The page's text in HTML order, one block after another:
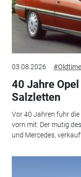
03.08.2026
40 Jahre
Salzletten
Vor 40 Jahren fuhr
vorn mit: Der mutig
und Mercedes,